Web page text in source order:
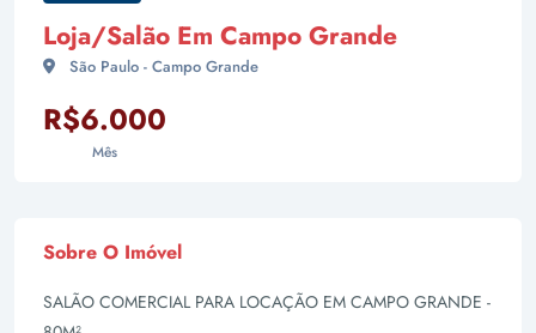
Loja/Salão Em Campo Grande
São Paulo - Campo Grande
R$6.000
Mês
Sobre O Imóvel
SALÃO COMERCIAL PARA LOCAÇÃO EM CAMPO GRANDE -